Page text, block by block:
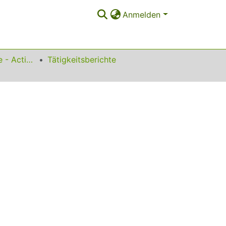
Anmelden
Tätigkeitsberichte - Activity Reports Tätigkeitsberichte